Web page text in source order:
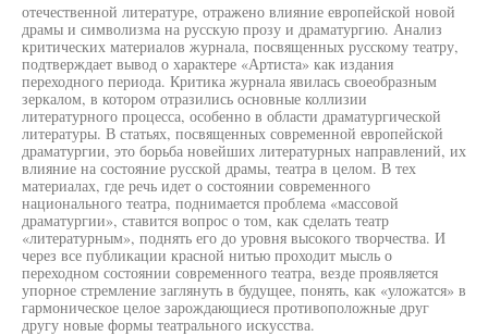
отечественной литературе, отражено влияние европейской новой
драмы и символизма на русскую прозу и драматургию. Анализ
критических материалов журнала, посвященных русскому театру,
подтверждает вывод о характере «Артиста» как издания
переходного периода. Критика журнала явилась своеобразным
зеркалом, в котором отразились основные коллизии
литературного процесса, особенно в области драматургической
литературы. В статьях, посвященных современной европейской
драматургии, это борьба новейших литературных направлений, их
влияние на состояние русской драмы, театра в целом. В тех
материалах, где речь идет о состоянии современного
национального театра, поднимается проблема «массовой
драматургии», ставится вопрос о том, как сделать театр
«литературным», поднять его до уровня высокого творчества. И
через все публикации красной нитью проходит мысль о
переходном состоянии современного театра, везде проявляется
упорное стремление заглянуть в будущее, понять, как «уложатся» в
гармоническое целое зарождающиеся противоположные друг
другу новые формы театрального искусства.